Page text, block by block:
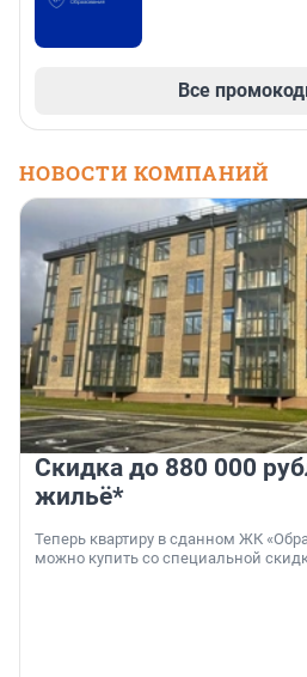
Все
НОВОСТИ КОМПАНИЙ
Скидка до 880 000
жильё*
Теперь квартиру в сданном ЖК
можно купить со специальной